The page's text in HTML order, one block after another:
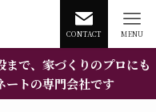
CONTACT MENU
で、家づくりのプロにも
ートの専門会社です